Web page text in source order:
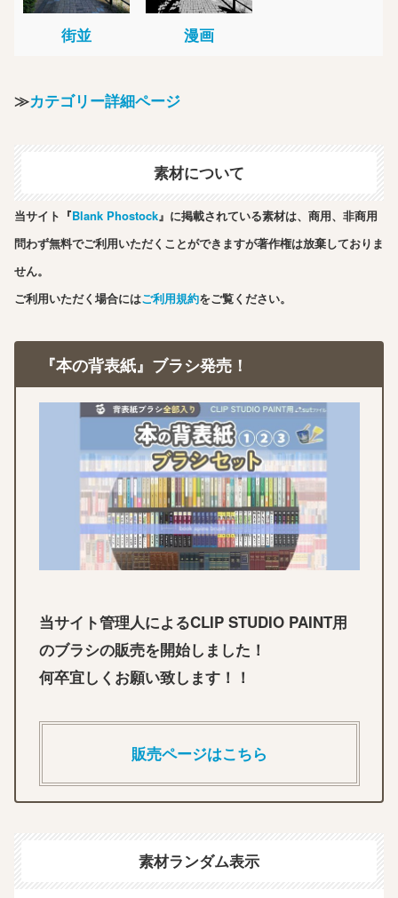
街並 漫画
≫カテゴリー詳細ページ
素材について
当サイト『Blank Phostock』に掲載されている素材は、商用、非商用
問わず無料でご利用いただくことができますが著作権は放棄しておりま
せん。
ご利用いただく場合にはご利用規約をご覧ください。
『本の背表紙』ブラシ発売！
当サイト管理人によるCLIP STUDIO PAINT用
のブラシの販売を開始しました！
何卒宜しくお願い致します！！
販売ページはこちら
素材ランダム表示